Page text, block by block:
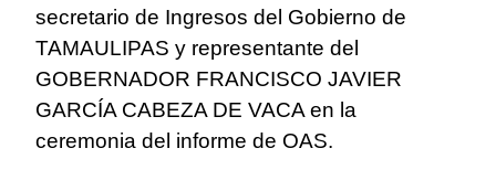
secretario de Ingresos del Gobierno de
TAMAULIPAS y representante del
GOBERNADOR FRANCISCO JAVIER
GARCÍA CABEZA DE VACA en la
ceremonia del informe de OAS.